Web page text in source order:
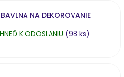
NA DEKOROVANIE
K ODOSLANIU (98 ks)